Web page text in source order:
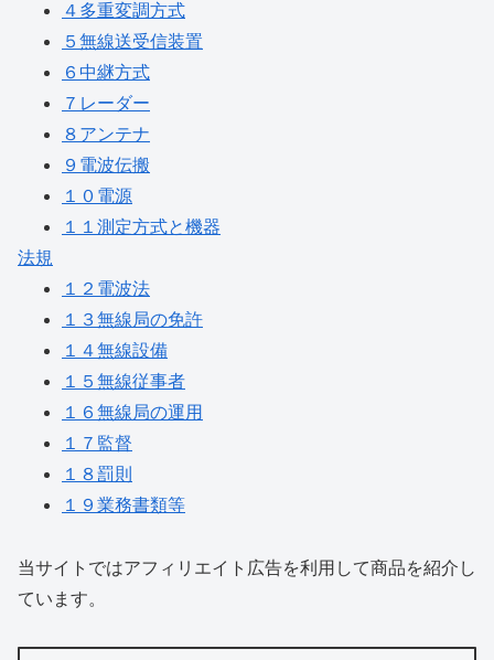
４多重変調方式
５無線送受信装置
６中継方式
７レーダー
８アンテナ
９電波伝搬
１０電源
１１測定方式と機器
法規
１２電波法
１３無線局の免許
１４無線設備
１５無線従事者
１６無線局の運用
１７監督
１８罰則
１９業務書類等
当サイトではアフィリエイト広告を利用して商品を紹介し
ています。